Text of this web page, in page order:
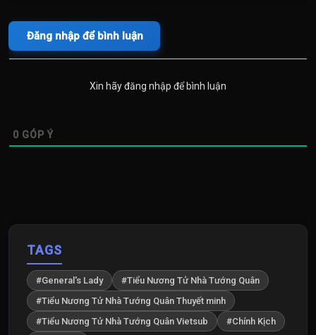
Đăng nhập để bình luận
Xin hãy đăng nhập để bình luận
0 GÓP Ý
TAGS
#General's Lady
#Tiểu Nương Tử Nhà Tướng Quân
#Tiểu Nương Tử Nhà Tướng Quân Thuyết minh
#Tiểu Nương Tử Nhà Tướng Quân Vietsub
#Chính Kịch